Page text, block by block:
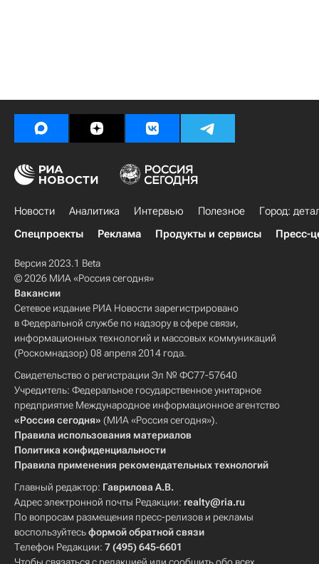
Новости Аналитика Интервью Полезное
Город:
Спецпроекты
Реклама Продукты и сервисы Пресс-
Версия 2023.1 Beta
© 2026 МИА «Россия сегодня»
Вакансии
Сетевое издание РИА Новости зарегистрировано
в Федеральной службе по надзору в сфере связи,
информационных технологий и массовых коммуникаций
(Роскомнадзор) 08 апреля 2014 года.
Свидетельство о регистрации Эл № ФС77-57640
Учредитель: Федеральное государственное унитарное
предприятие Международное информационное агентство
«Россия сегодня» (МИА «Россия сегодня»).
Правила использования материалов
Политика конфиденциальности
Правила применения рекомендательных технологий
Главный редактор: Гаврилова А.В.
Адрес электронной почты Редакции: realty@ria.ru
По вопросам размещения пресс-релизов и рекламы
воспользуйтесьформой обратной связи
Телефон Редакции: 7 (495) 645-6601